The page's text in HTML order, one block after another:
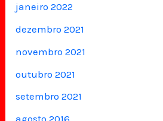
janeiro 2022
dezembro 2021
novembro 2021
outubro 2021
setembro 2021